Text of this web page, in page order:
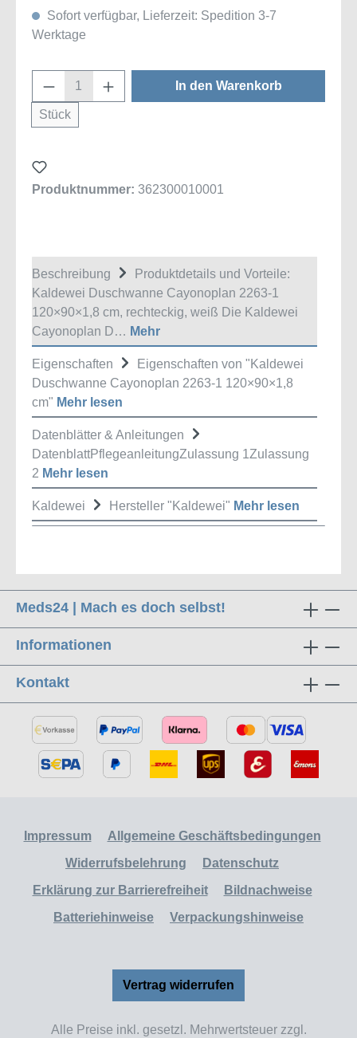
Sofort verfügbar, Lieferzeit: Spedition 3-7
Werktage
Produkt Anzahl: Gib den gewünschten
Stück
In den Warenkorb
Produktnummer: 362300010001
Beschreibung
Produktdetails und Vorteile:
Kaldewei Duschwanne Cayonoplan 2263-1
120×90×1,8 cm, rechteckig, weiß Die Kaldewei
Cayonoplan D… Mehr
Eigenschaften
Eigenschaften von "Kaldewei
Duschwanne Cayonoplan 2263-1 120×90×1,8
cm" Mehr lesen
Datenblätter & Anleitungen
DatenblattPflegeanleitungZulassung 1Zulassung
2 Mehr lesen
Kaldewei Hersteller "Kaldewei" Mehr lesen
Meds24 | Mach es doch selbst!
Informationen
Kontakt
Impressum
Allgemeine Geschäftsbedingungen
Widerrufsbelehrung
Datenschutz
Erklärung zur Barrierefreiheit
Bildnachweise
Batteriehinweise
Verpackungshinweise
Vertrag widerrufen
Alle Preise inkl. gesetzl. Mehrwertsteuer zzgl.